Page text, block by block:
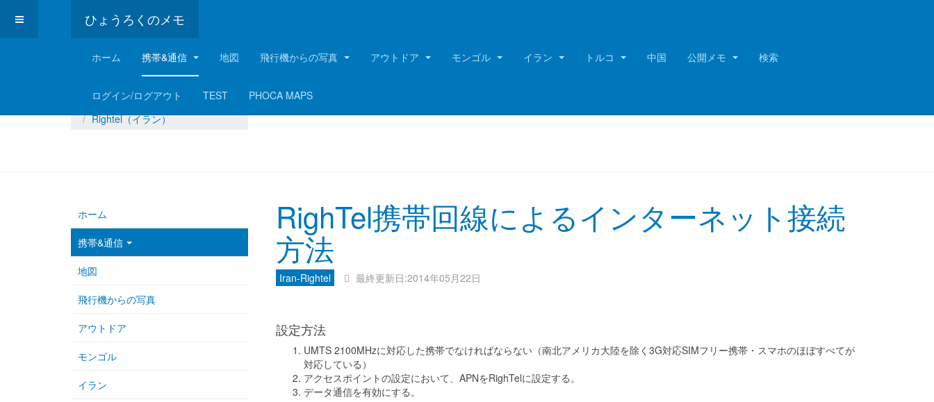
ひょうろくのメモ
ホーム 携帯&通信 地図 飛行機からの写真 アウトドア モンゴル イラン トルコ 中国 公開メモ 検索
ログイン/ログアウト TEST PHOCA MAPS
現在地: Home
携帯&通信
携帯通信事業者
Rightel（イラン）
RighTel携帯回線によるインターネット接続
方法
Iran-Rightel 最終更新日:2014年05月22日
設定方法
UMTS 2100MHzに対応した携帯でなければならない（南北アメリカ大陸を除く3G対応SIMフリー携帯・スマホのほぼすべてが
対応している）
アクセスポイントの設定において、APNをRighTelに設定する。
データ通信を有効にする。
ホーム
携帯&通信
地図
飛行機からの写真
アウトドア
モンゴル
イラン